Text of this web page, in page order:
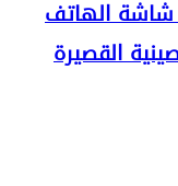
شاشة الهاتف
القصيرة